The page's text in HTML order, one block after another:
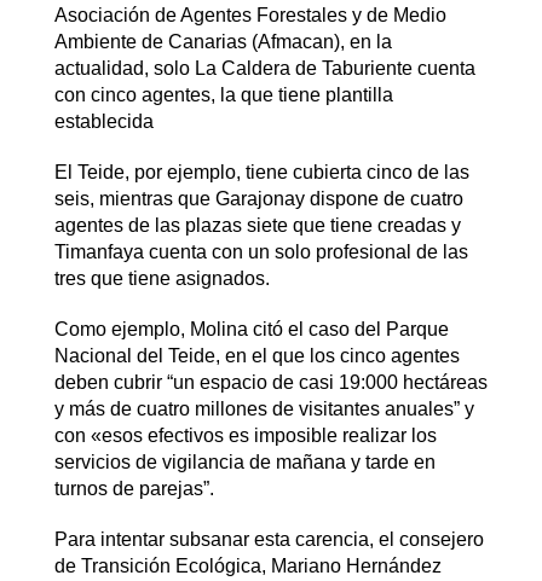
Asociación de Agentes Forestales y de Medio
Ambiente de Canarias (Afmacan), en la
actualidad, solo La Caldera de Taburiente cuenta
con cinco agentes, la que tiene plantilla
establecida
El Teide, por ejemplo, tiene cubierta cinco de las
seis, mientras que Garajonay dispone de cuatro
agentes de las plazas siete que tiene creadas y
Timanfaya cuenta con un solo profesional de las
tres que tiene asignados.
Como ejemplo, Molina citó el caso del Parque
Nacional del Teide, en el que los cinco agentes
deben cubrir “un espacio de casi 19:000 hectáreas
y más de cuatro millones de visitantes anuales” y
con «esos efectivos es imposible realizar los
servicios de vigilancia de mañana y tarde en
turnos de parejas”.
Para intentar subsanar esta carencia, el consejero
de Transición Ecológica, Mariano Hernández